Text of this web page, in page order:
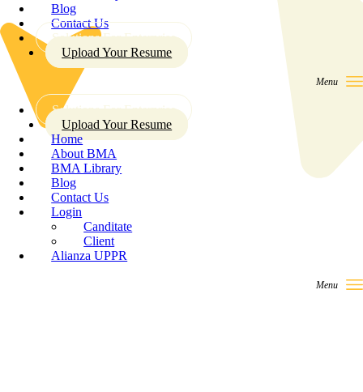
Blog
Contact Us
Solutions For Enterprise
Upload Your Resume
Solutions For Enterprise
Upload Your Resume
Home
About BMA
BMA Library
Blog
Contact Us
Login
Canditate
Client
Alianza UPPR